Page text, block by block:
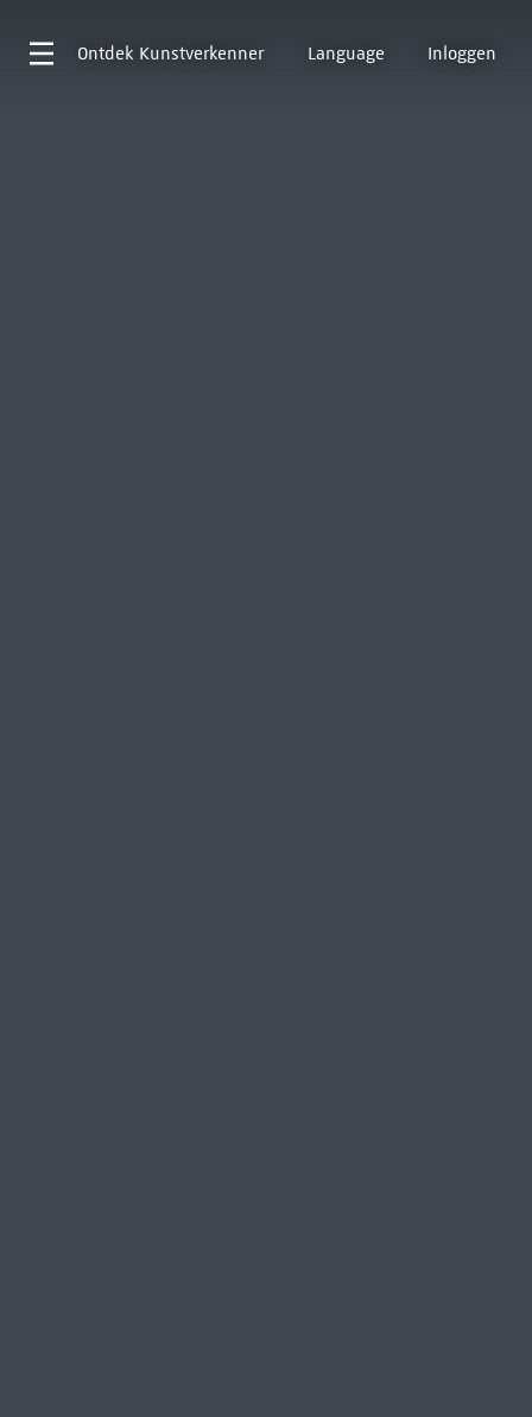
Ontdek Kunstverkenner Language Inloggen